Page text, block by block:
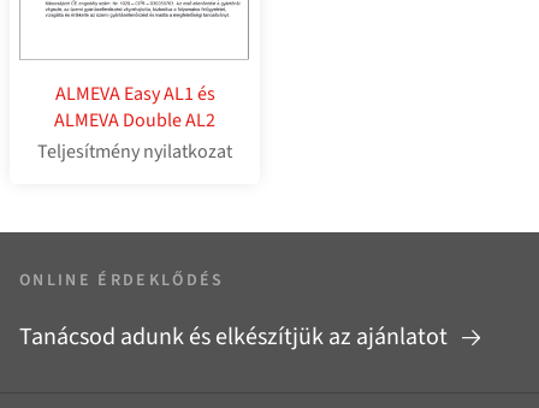
ALMEVA Easy AL1 és
ALMEVA Double AL2
Teljesítmény nyilatkozat
ONLINE ÉRDEKLŐDÉS
Tanácsod adunk és elkészítjük az ajánlatot